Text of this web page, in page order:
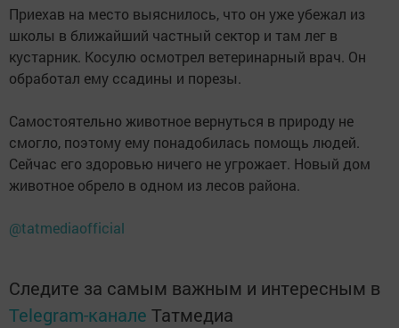
Приехав на место выяснилось, что он уже убежал из
школы в ближайший частный сектор и там лег в
кустарник. Косулю осмотрел ветеринарный врач. Он
обработал ему ссадины и порезы.
Самостоятельно животное вернуться в природу не
смогло, поэтому ему понадобилась помощь людей.
Сейчас его здоровью ничего не угрожает. Новый дом
животное обрело в одном из лесов района.
@tatmediaofficial
Следите за самым важным и интересным в
Telegram-канале Татмедиа